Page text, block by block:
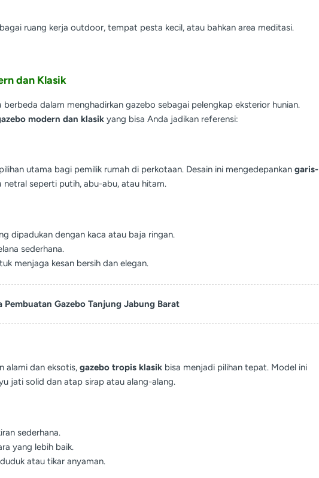
ruang kerja outdoor, tempat pesta kecil, atau bahkan area meditasi.
dan Klasik
berbeda dalam menghadirkan gazebo sebagai pelengkap eksterior hunian.
modern dan klasik yang bisa Anda jadikan referensi:
utama bagi pemilik rumah di perkotaan. Desain ini mengedepankan garis-
netral seperti putih, abu-abu, atau hitam.
dipadukan dengan kaca atau baja ringan.
sederhana.
menjaga kesan bersih dan elegan.
Pembuatan Gazebo Tanjung Jabung Barat
alami dan eksotis, gazebo tropis klasik bisa menjadi pilihan tepat. Model ini
jati solid dan atap sirap atau alang-alang.
sederhana.
yang lebih baik.
atau tikar anyaman.